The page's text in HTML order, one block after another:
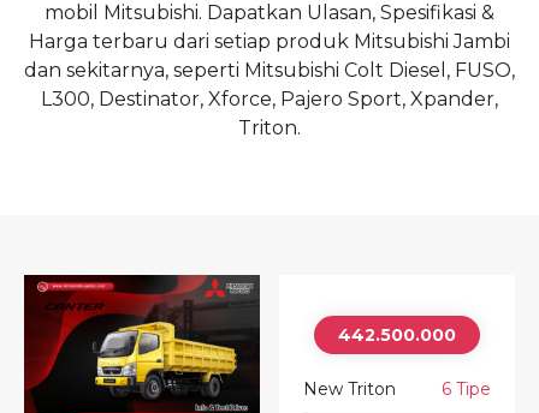
mobil Mitsubishi. Dapatkan Ulasan, Spesifikasi &
Harga terbaru dari setiap produk Mitsubishi Jambi
dan sekitarnya, seperti Mitsubishi Colt Diesel, FUSO,
L300, Destinator, Xforce, Pajero Sport, Xpander,
Triton.
442.500.000
New Triton 6 Tipe